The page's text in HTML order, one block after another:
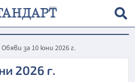
Обяви за 10 юни 2026 г.
2026 г.